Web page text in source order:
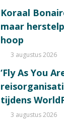
Koraal
maar
hoop
3 augustus 2026
‘Fly As You
tijdens
3 augustus 2026